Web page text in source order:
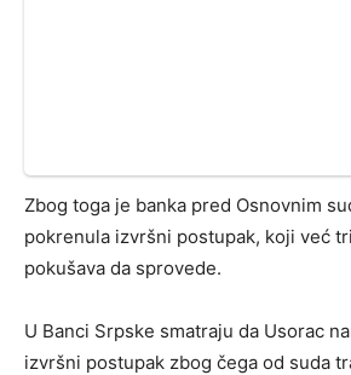
Zbog toga je banka pred Osnovnim
pokrenula izvršni postupak, koji već
pokušava da sprovede.
U Banci Srpske smatraju da Usorac
izvršni postupak zbog čega od suda